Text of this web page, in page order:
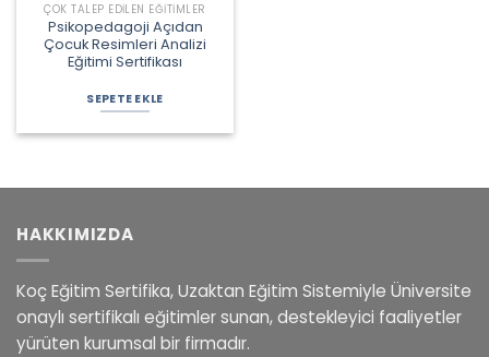
ÇOK TALEP EDILEN EĞITIMLER
Psikopedagoji Açıdan
Çocuk Resimleri Analizi
Eğitimi Sertifikası
fiyat:
2.250,00 ₺.
andaki
fiyat:
1.450,00 ₺.
SEPETE EKLE
HAKKIMIZDA
Koç Eğitim Sertifika, Uzaktan Eğitim Sistemiyle Üniversite
onaylı sertifikalı eğitimler sunan, destekleyici faaliyetler
yürüten kurumsal bir firmadır.